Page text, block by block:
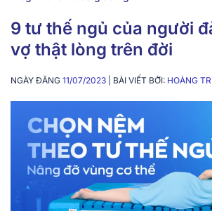
9 tư thế ngủ của người
vợ thật lòng trên đời
NGÀY ĐĂNG 11/07/2023 | BÀI VIẾT BỞI: HOÀNG